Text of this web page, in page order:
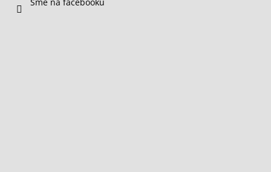
Sme na facebooku